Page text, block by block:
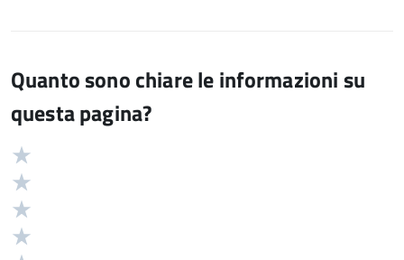
Quanto sono chiare le informazioni su
questa pagina?
Valutazione